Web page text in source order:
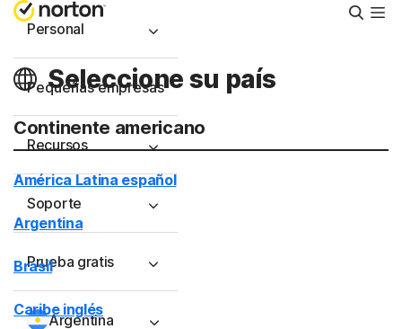
Personal
Pequeñas empresas
Recursos
Soporte
Prueba gratis
Argentina
Seleccione su país
Continente americano
América Latina español
Argentina
Brasil
Caribe inglés